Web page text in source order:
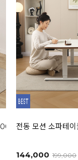
1800L [모던화이트
전동 모션 소파테
144,000 199,000